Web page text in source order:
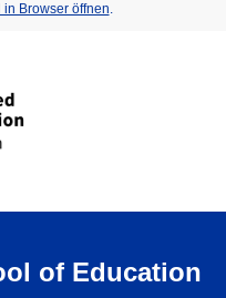
in Browser öffnen.
of Education